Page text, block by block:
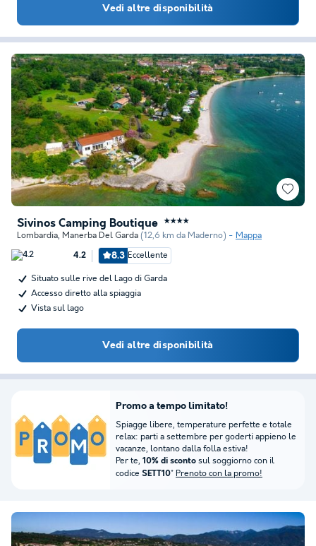
Vedi altre disponibilità
Sivinos Camping Boutique ★★★★
Lombardia, Manerba Del Garda (12,6 km da Maderno) Mappa
4.2 8.3 Eccellente
Situato sulle rive del Lago di Garda
Accesso diretto alla spiaggia
Vista sul lago
Vedi altre disponibilità
Promo a tempo limitato!
Spiagge libere, temperature perfette e totale
relax: parti a settembre per goderti appieno le
vacanze, lontano dalla folla estiva!
Per te, 10% di sconto sul soggiorno con il
codice SETT10* Prenoto con la promo!